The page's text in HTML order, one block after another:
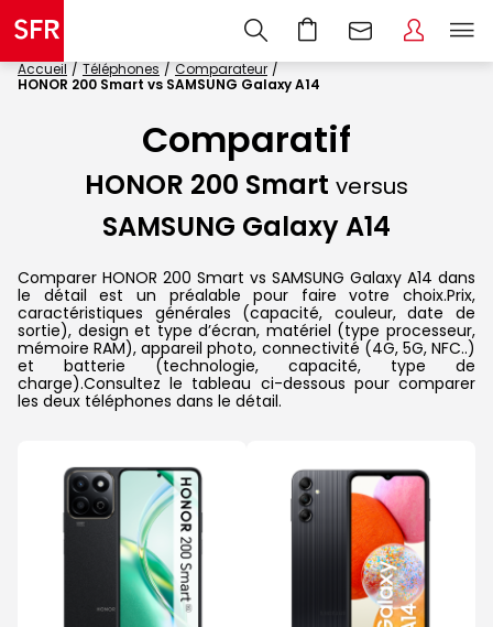
Accueil Téléphones
Comparateur
HONOR 200 Smart vs SAMSUNG Galaxy A14
Comparatif
HONOR 200 Smart versus
SAMSUNG Galaxy A14
Comparer HONOR 200 Smart vs SAMSUNG Galaxy A14 dans
le détail est un préalable pour faire votre choix.Prix,
caractéristiques générales (capacité, couleur, date de
sortie), design et type d’écran, matériel (type processeur,
mémoire RAM), appareil photo, connectivité (4G, 5G, NFC..)
et batterie (technologie, capacité, type de
charge).Consultez le tableau ci-dessous pour comparer
les deux téléphones dans le détail.